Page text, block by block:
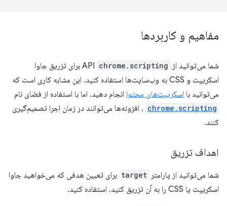
مفاهیم و کاربردها
شما می‌توانید از API chrome.scripting
برای تزریق جاوا
اسکریپت و CSS به وب‌سایت‌ها استفاده کنید. این مشابه کاری است که
می‌توانید با اسکریپت‌های محتوا انجام دهید. اما با استفاده از فضای نام
chrome.scripting ، افزونه‌ها می‌توانند در زمان اجرا تصمیم‌گیری
کنند.
اهداف تزریق
شما می‌توانید از پارامتر target برای تعیین هدفی که می‌خواهید جاوا
اسکریپت یا CSS را به آن تزریق کنید، استفاده کنید.